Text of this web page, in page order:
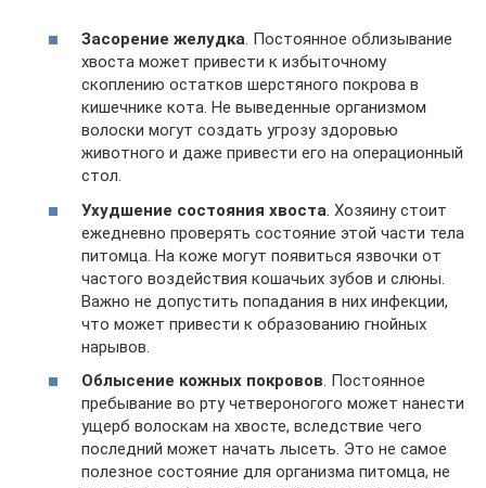
Засорение желудка. Постоянное облизывание
хвоста может привести к избыточному
скоплению остатков шерстяного покрова в
кишечнике кота. Не выведенные организмом
волоски могут создать угрозу здоровью
животного и даже привести его на операционный
стол.
Ухудшение состояния хвоста. Хозяину стоит
ежедневно проверять состояние этой части тела
питомца. На коже могут появиться язвочки от
частого воздействия кошачьих зубов и слюны.
Важно не допустить попадания в них инфекции,
что может привести к образованию гнойных
нарывов.
Облысение кожных покровов. Постоянное
пребывание во рту четвероногого может нанести
ущерб волоскам на хвосте, вследствие чего
последний может начать лысеть. Это не самое
полезное состояние для организма питомца, не